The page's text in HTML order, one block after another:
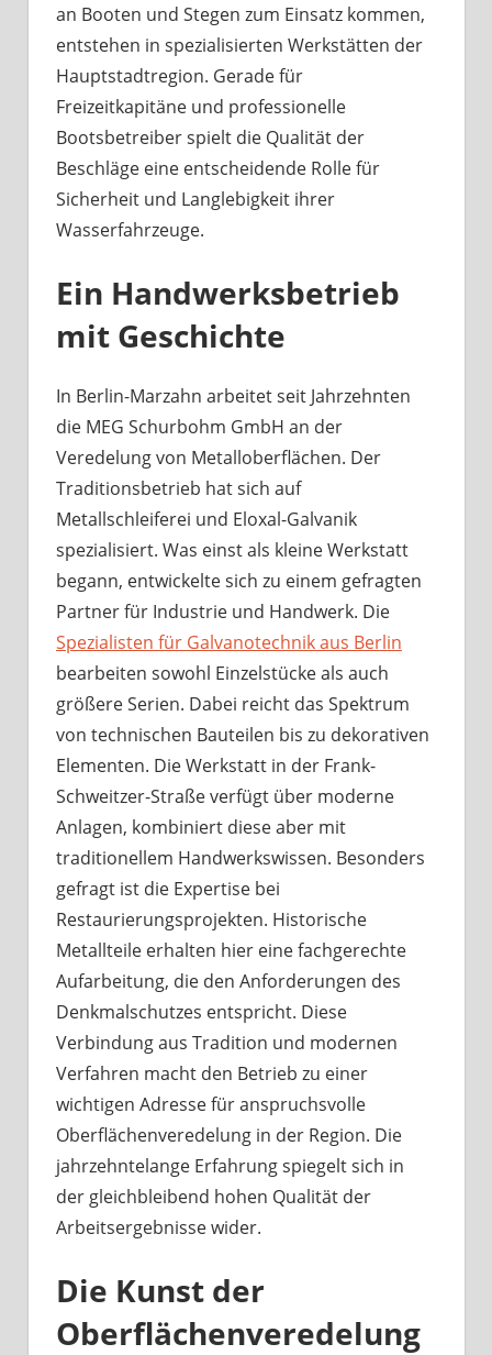
an Booten und Stegen zum Einsatz kommen,
entstehen in spezialisierten Werkstätten der
Hauptstadtregion. Gerade für
Freizeitkapitäne und professionelle
Bootsbetreiber spielt die Qualität der
Beschläge eine entscheidende Rolle für
Sicherheit und Langlebigkeit ihrer
Wasserfahrzeuge.
Ein Handwerksbetrieb
mit Geschichte
In Berlin-Marzahn arbeitet seit Jahrzehnten
die MEG Schurbohm GmbH an der
Veredelung von Metalloberflächen. Der
Traditionsbetrieb hat sich auf
Metallschleiferei und Eloxal-Galvanik
spezialisiert. Was einst als kleine Werkstatt
begann, entwickelte sich zu einem gefragten
Partner für Industrie und Handwerk. Die
Spezialisten für Galvanotechnik aus Berlin
bearbeiten sowohl Einzelstücke als auch
größere Serien. Dabei reicht das Spektrum
von technischen Bauteilen bis zu dekorativen
Elementen. Die Werkstatt in der Frank-
Schweitzer-Straße verfügt über moderne
Anlagen, kombiniert diese aber mit
traditionellem Handwerkswissen. Besonders
gefragt ist die Expertise bei
Restaurierungsprojekten. Historische
Metallteile erhalten hier eine fachgerechte
Aufarbeitung, die den Anforderungen des
Denkmalschutzes entspricht. Diese
Verbindung aus Tradition und modernen
Verfahren macht den Betrieb zu einer
wichtigen Adresse für anspruchsvolle
Oberflächenveredelung in der Region. Die
jahrzehntelange Erfahrung spiegelt sich in
der gleichbleibend hohen Qualität der
Arbeitsergebnisse wider.
Die Kunst der
Oberflächenveredelung